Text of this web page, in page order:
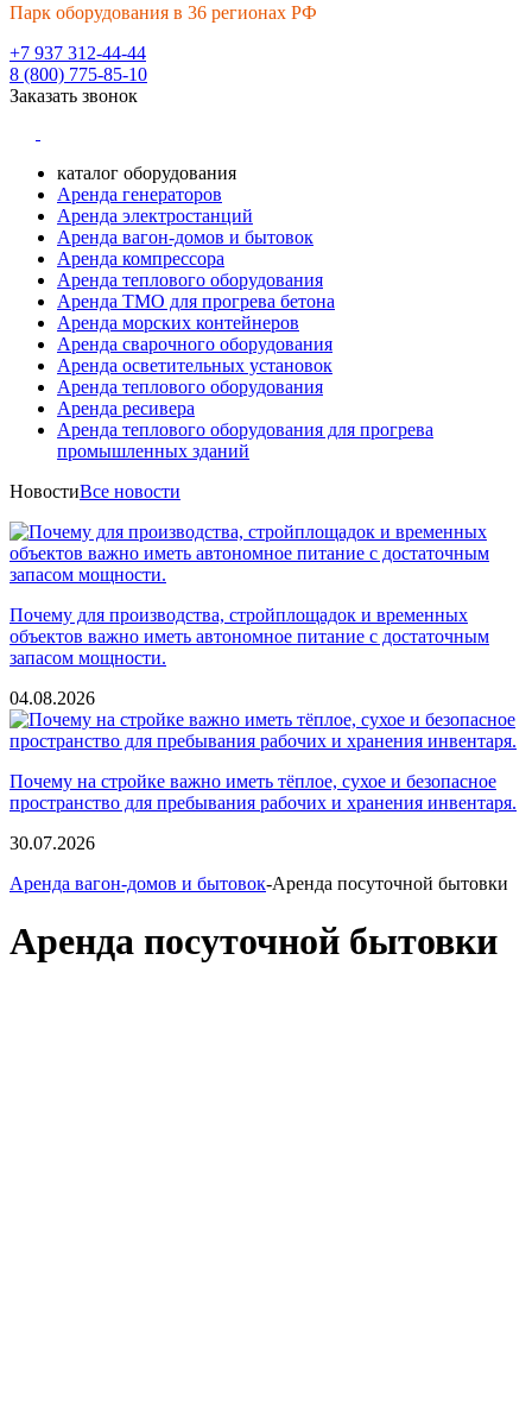
Парк оборудования в 36 регионах РФ
+7 937 312-44-44
8 (800) 775-85-10
Заказать звонок
каталог оборудования
Аренда генераторов
Аренда электростанций
Аренда вагон-домов и бытовок
Аренда компрессора
Аренда теплового оборудования
Аренда ТМО для прогрева бетона
Аренда морских контейнеров
Аренда сварочного оборудования
Аренда осветительных установок
Аренда теплового оборудования
Аренда ресивера
Аренда теплового оборудования для прогрева
промышленных зданий
НовостиВсе новости
Почему для производства, стройплощадок и временных
объектов важно иметь автономное питание с достаточным
запасом мощности.
04.08.2026
Почему на стройке важно иметь тёплое, сухое и безопасное
пространство для пребывания рабочих и хранения инвентаря.
30.07.2026
Аренда вагон-домов и бытовок-Аренда посуточной бытовки
Аренда посуточной бытовки